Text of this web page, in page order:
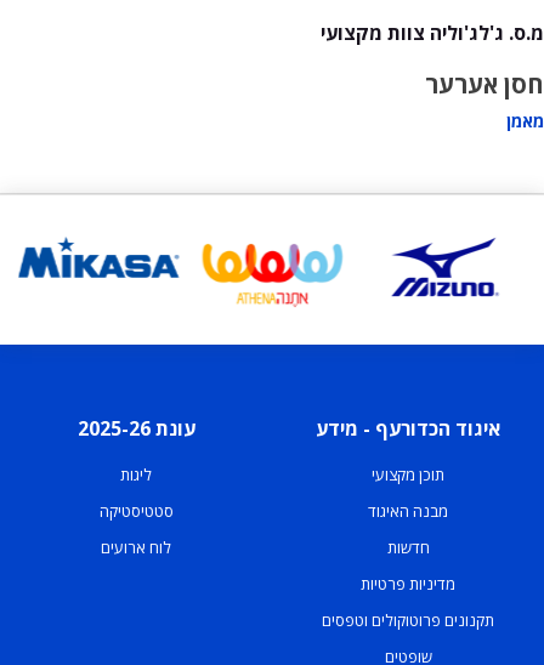
מ.ס. ג'לג'וליה צוות מקצועי
חסן אערער
מאמן
איגוד הכדורעף - מידע
תוכן מקצועי
מבנה האיגוד
חדשות
מדיניות פרטיות
תקנונים פרוטוקולים וטפסים
שופטים
עונת 2025-26
ליגות
סטטיסטיקה
לוח ארועים